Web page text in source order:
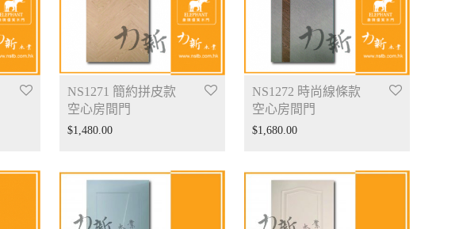
NS1271 簡約拼皮款
空心房間門
$1,480.00
NS1272 時尚線條款
空心房間門
$1,680.00